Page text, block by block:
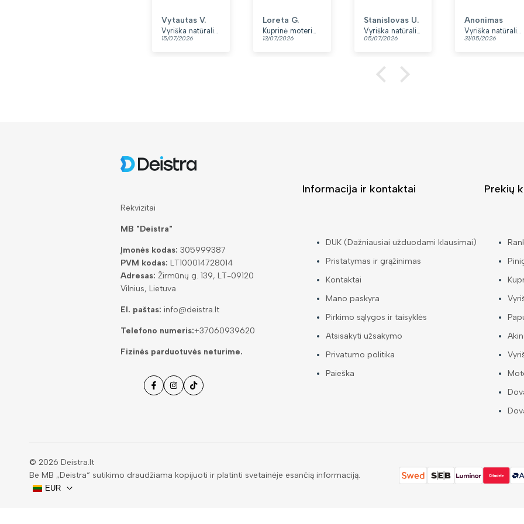
Vytautas V.
15/07/2026
Patinka, kad
yra du skyriai.
👍
Loreta G.
13/07/2026
Stanislovas U.
05/07/2026
Anonimas
31/05/2026
Rekvizitai
MB "Deistra"
Įmonės kodas: 305999387
PVM kodas: LT100014728014
Adresas: Žirmūnų g. 139, LT-09120
Vilnius, Lietuva
El. paštas: info@deistra.lt
Telefono numeris:+37060939620
Fizinės parduotuvės neturime.
FacebookInstagramas
Tiktok
Informacija ir kontaktai
DUK (Dažniausiai užduodami klausimai)
Pristatymas ir grąžinimas
Kontaktai
Mano paskyra
Pirkimo sąlygos ir taisyklės
Atsisakyti užsakymo
Privatumo politika
Paieška
Prekių
© 2026 Deistra.lt
Be MB „Deistra“ sutikimo draudžiama kopijuoti ir platinti svetainėje esančią informaciją.
EUR